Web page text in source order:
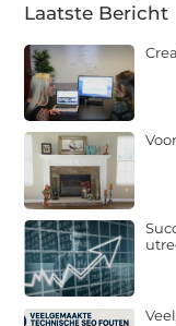
Laatste Bericht